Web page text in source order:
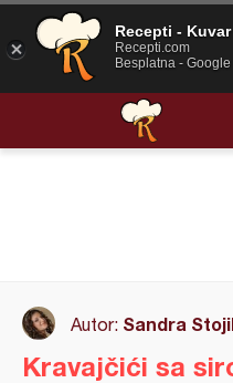
Autor: Sandra
Kravajčići sa
Recepti - Kuvar
Recepti.com
Besplatna -